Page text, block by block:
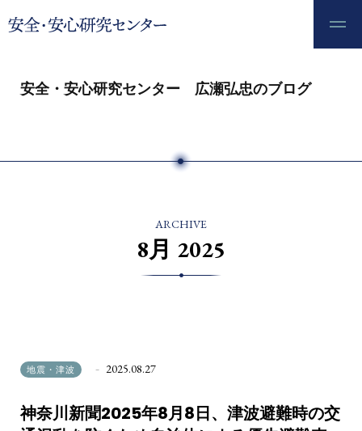
安全・安心研究センター 広瀬弘忠のブログ
ARCHIVE
8月 2025
地震・津波 2025.08.27
神奈川新聞2025年8月8日、津波避難時の交